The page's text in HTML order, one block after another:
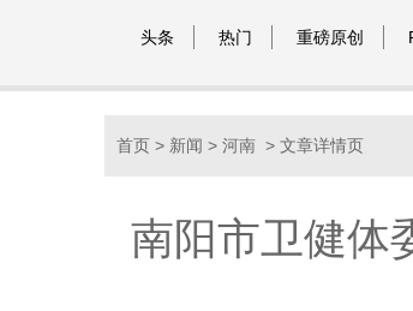
头条 热门 重磅原创
首页 > 新闻 > 河南 > 文章详情页
南阳市卫健体